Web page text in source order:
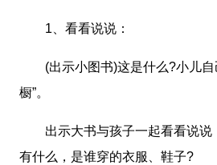
1、看看说说：
(出示小图书)这是什么?小儿自
橱”。
出示大书与孩子一起看看说说
有什么，是谁穿的衣服、鞋子?